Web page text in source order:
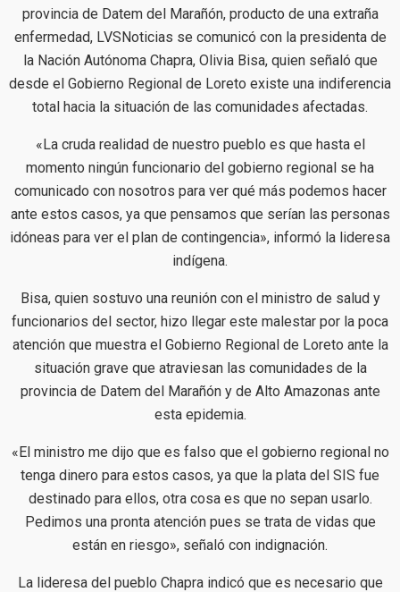
provincia de Datem del Marañón, producto de una extraña
enfermedad, LVSNoticias se comunicó con la presidenta de
la Nación Autónoma Chapra, Olivia Bisa, quien señaló que
desde el Gobierno Regional de Loreto existe una indiferencia
total hacia la situación de las comunidades afectadas.
«La cruda realidad de nuestro pueblo es que hasta el
momento ningún funcionario del gobierno regional se ha
comunicado con nosotros para ver qué más podemos hacer
ante estos casos, ya que pensamos que serían las personas
idóneas para ver el plan de contingencia», informó la lideresa
indígena.
Bisa, quien sostuvo una reunión con el ministro de salud y
funcionarios del sector, hizo llegar este malestar por la poca
atención que muestra el Gobierno Regional de Loreto ante la
situación grave que atraviesan las comunidades de la
provincia de Datem del Marañón y de Alto Amazonas ante
esta epidemia.
«El ministro me dijo que es falso que el gobierno regional no
tenga dinero para estos casos, ya que la plata del SIS fue
destinado para ellos, otra cosa es que no sepan usarlo.
Pedimos una pronta atención pues se trata de vidas que
están en riesgo», señaló con indignación.
La lideresa del pueblo Chapra indicó que es necesario que